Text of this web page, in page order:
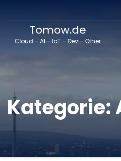
Tomow.de
Cloud – AI – IoT – Dev – Other
Kategorie: